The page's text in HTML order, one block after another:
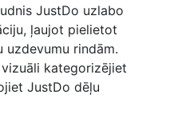
JustDo uzlabo
ļaujot pielietot
rindām.
kategorizējiet
JustDo dēļu